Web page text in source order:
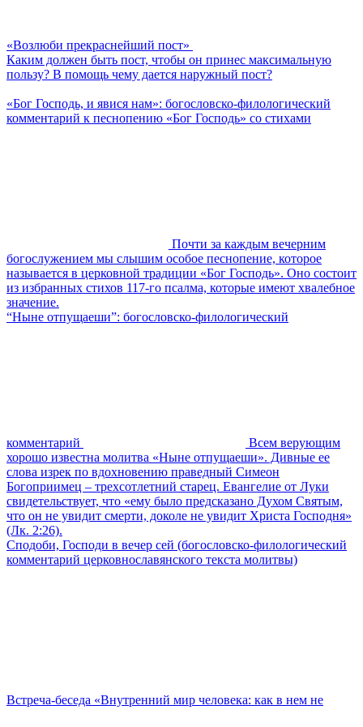
«Возлюби прекраснейший пост»
Каким должен быть пост, чтобы он принес максимальную
пользу? В помощь чему дается наружный пост?
«Бог Господь, и явися нам»: богословско-филологический
комментарий к песнопению «Бог Господь» со стихами
Почти за каждым вечерним
богослужением мы слышим особое песнопение, которое
называется в церковной традиции «Бог Господь». Оно состоит
из избранных стихов 117-го псалма, которые имеют хвалебное
значение.
“Ныне отпущаеши”: богословско-филологический
комментарий
Всем верующим
хорошо известна молитва «Ныне отпущаеши». Дивные ее
слова изрек по вдохновению праведный Симеон
Богоприимец – трехсотлетний старец. Евангелие от Луки
свидетельствует, что «ему было предсказано Духом Святым,
что он не увидит смерти, доколе не увидит Христа Господня»
(Лк. 2:26).
Сподоби, Господи в вечер сей (богословско-филологический
комментарий церковнославянского текста молитвы)
Встреча-беседа «Внутренний мир человека: как в нем не